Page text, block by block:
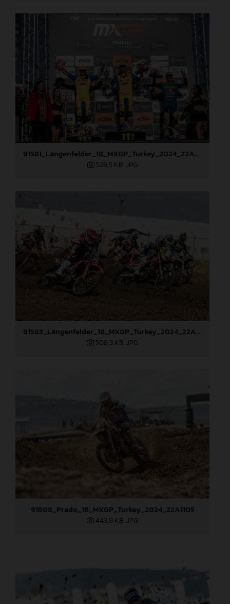
91581_Längenfelder_18_MXGP_Turkey_2024_22A3312
528,5 KB .JPG
91583_Längenfelder_18_MXGP_Turkey_2024_22A8033
508,3 KB .JPG
91608_Prado_18_MXGP_Turkey_2024_22A1105
443,8 KB .JPG